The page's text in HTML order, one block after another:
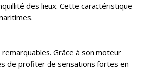
des lieux. Cette caractéristique
Grâce à son moteur
de profiter de sensations fortes en